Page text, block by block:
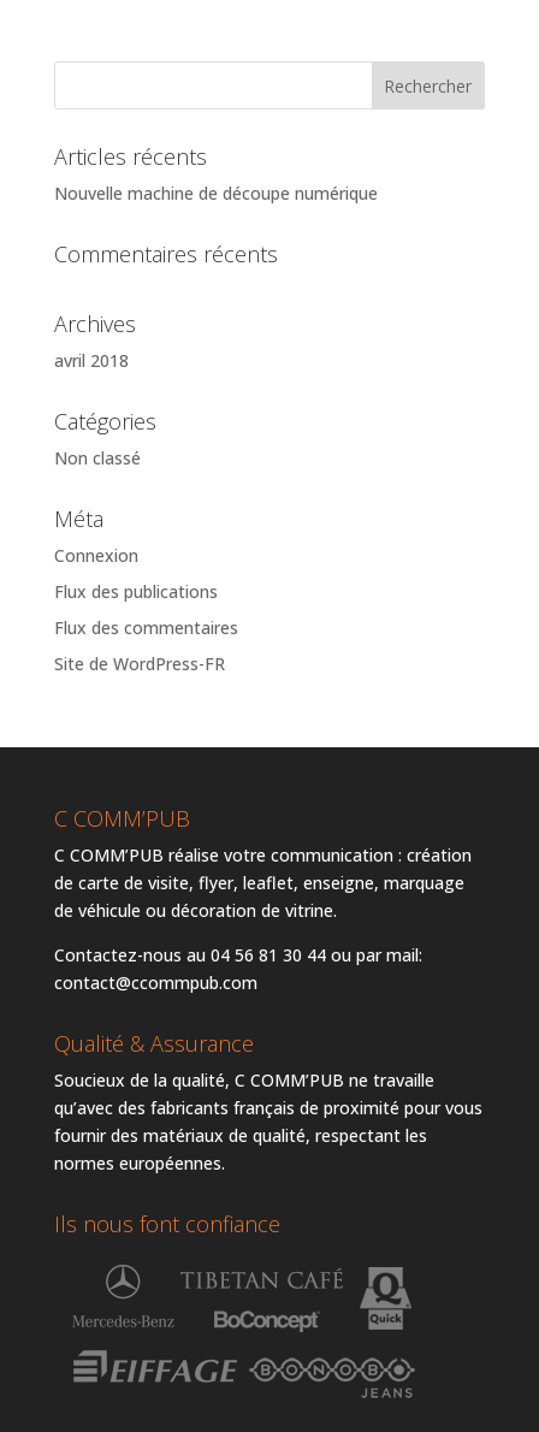
Articles récents
Nouvelle machine de découpe numérique
Commentaires récents
Archives
avril 2018
Catégories
Non classé
Méta
Connexion
Flux des publications
Flux des commentaires
Site de WordPress-FR
C COMM’PUB
C COMM’PUB réalise votre communication : création
de carte de visite, flyer, leaflet, enseigne, marquage
de véhicule ou décoration de vitrine.
Contactez-nous au 04 56 81 30 44 ou par mail:
contact@ccommpub.com
Qualité & Assurance
Soucieux de la qualité, C COMM’PUB ne travaille
qu’avec des fabricants français de proximité pour vous
fournir des matériaux de qualité, respectant les
normes européennes.
Ils nous font confiance